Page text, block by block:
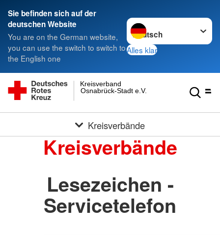
Sie befinden sich auf der
deutschen Website
You are on the German website,
you can use the switch to switch to
the English one
Sprache wechseln zu
Alles klar
Osnabrück-Stadt e.V.
Kreisverband
Kreisverbände
Kreisverbände
Lesezeichen -
Servicetelefon